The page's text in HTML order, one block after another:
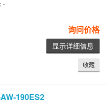
:-
询问价格
显示详细信息
收藏
190ES2